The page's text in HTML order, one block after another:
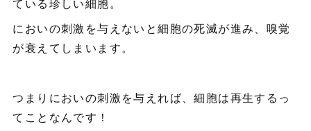
においの刺激を与えないと細胞の死滅が進み、嗅覚
が衰えてしまいます。
つまりにおいの刺激を与えれば、細胞は再生するっ
てことなんです！